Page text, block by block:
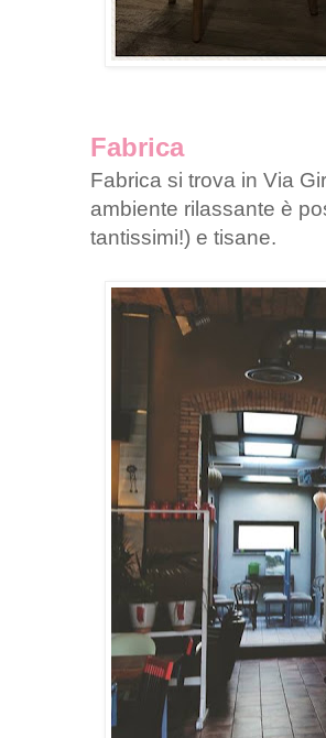
Fabrica
Fabrica si trova in Via
ambiente rilassante è
tantissimi!) e tisane.